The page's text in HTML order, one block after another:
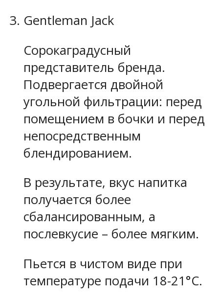
Gentleman Jack
Сорокаградусный
представитель бренда.
Подвергается двойной
угольной фильтрации: перед
помещением в бочки и перед
непосредственным
блендированием.
В результате, вкус напитка
получается более
сбалансированным, а
послевкусие – более мягким.
Пьется в чистом виде при
температуре подачи 18-21°C.